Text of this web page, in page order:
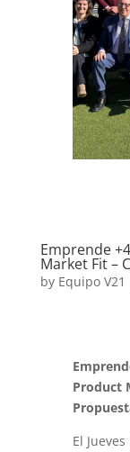
Emprende
Market Fit –
by Equipo V21
Product
El